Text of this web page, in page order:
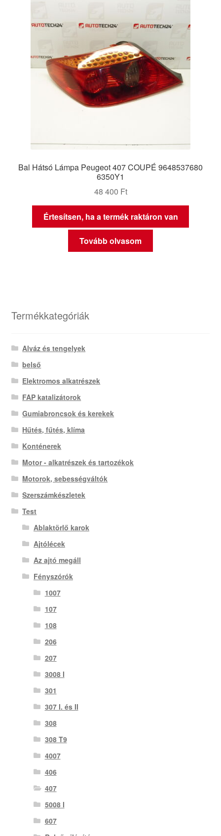
Bal Hátsó Lámpa Peugeot 407 COUPÉ 9648537680
6350Y1
48 400 Ft
Értesítsen, ha a termék raktáron van
Tovább olvasom
Termékkategóriák
Alváz és tengelyek
belső
Elektromos alkatrészek
FAP katalizátorok
Gumiabroncsok és kerekek
Hűtés, fűtés, klíma
Konténerek
Motor - alkatrészek és tartozékok
Motorok, sebességváltók
Szerszámkészletek
Test
Ablaktörlő karok
Ajtólécek
Az ajtó megáll
Fényszórók
1007
107
108
206
207
3008 I
301
307 I. és II
308
308 T9
4007
406
407
5008 I
607